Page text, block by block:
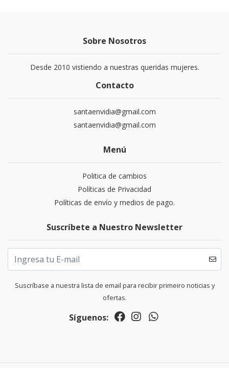
Sobre Nosotros
Desde 2010 vistiendo a nuestras queridas mujeres.
Contacto
santaenvidia@gmail.com
santaenvidia@gmail.com
Menú
Politica de cambios
Políticas de Privacidad
Políticas de envío y medios de pago.
Suscríbete a Nuestro Newsletter
Suscríbase a nuestra lista de email para recibir primeiro noticias y
ofertas.
Síguenos: